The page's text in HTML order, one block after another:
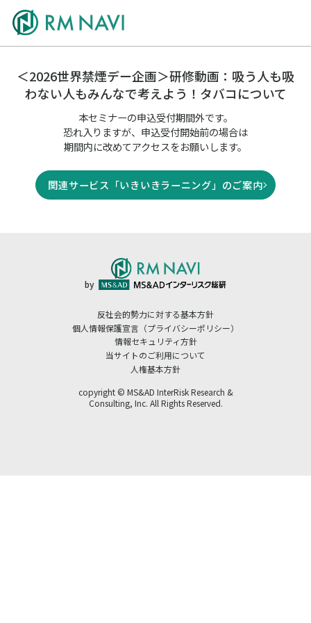
＜2026世界禁煙デー企画＞研修動画：吸う人も吸
わない人もみんなで考えよう！タバコについて
本セミナーの申込受付期間外です。
恐れ入りますが、申込受付開始前の場合は
期間内に改めてアクセスをお願いします。
関連サービス「いきいきラーニング」のご案内
by
反社会的勢力に対する基本方針
個人情報保護宣言（プライバシーポリシー）
情報セキュリティ方針
当サイトのご利用について
人権基本方針
copyright © MS&AD InterRisk Research &
Consulting, Inc. All Rights Reserved.